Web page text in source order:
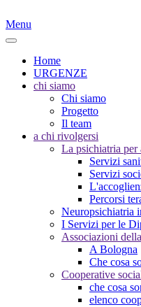
Menu
Home
URGENZE
chi siamo
Chi siamo
Progetto
Il team
a chi rivolgersi
La psichiatria per
Servizi
Servizi
Percorsi
Neuropsichiatria
I Servizi per le
Associazioni
A Bologna
Che cosa
Cooperative
che cosa
elenco